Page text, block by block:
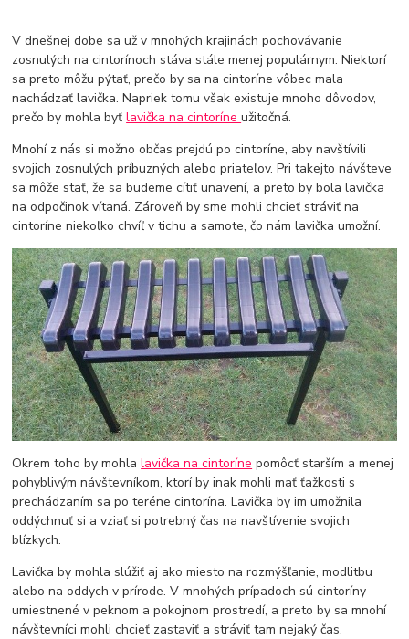
V dnešnej dobe sa už v mnohých krajinách pochovávanie
zosnulých na cintorínoch stáva stále menej populárnym. Niektorí
sa preto môžu pýtať, prečo by sa na cintoríne vôbec mala
nachádzať lavička. Napriek tomu však existuje mnoho dôvodov,
prečo by mohla byťlavička na cintoríneužitočná.
Mnohí z nás si možno občas prejdú po cintoríne, aby navštívili
svojich zosnulých príbuzných alebo priateľov. Pri takejto návšteve
sa môže stať, že sa budeme cítiť unavení, a preto by bola lavička
na odpočinok vítaná. Zároveň by sme mohli chcieť stráviť na
cintoríne niekoľko chvíľ v tichu a samote, čo nám lavička umožní.
Okrem toho by mohlalavička na cintoríne pomôcť starším a menej
pohyblivým návštevníkom, ktorí by inak mohli mať ťažkosti s
prechádzaním sa po teréne cintorína. Lavička by im umožnila
oddýchnuť si a vziať si potrebný čas na navštívenie svojich
blízkych.
Lavička by mohla slúžiť aj ako miesto na rozmýšľanie, modlitbu
alebo na oddych v prírode. V mnohých prípadoch sú cintoríny
umiestnené v peknom a pokojnom prostredí, a preto by sa mnohí
návštevníci mohli chcieť zastaviť a stráviť tam nejaký čas.